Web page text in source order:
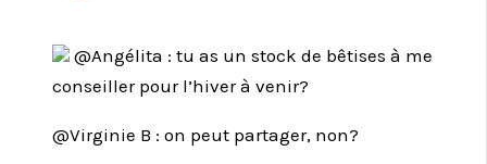
@Angélita : tu as un stock de bêtises à me
conseiller pour l’hiver à venir?
@Virginie B : on peut partager, non?